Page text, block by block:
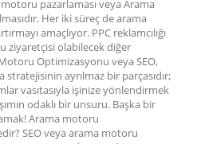
pazarlaması veya Arama
Her iki süreç de arama
amaçlıyor. PPC reklamcılığı
ziyaretçisi olabilecek diğer
Optimizasyonu veya SEO,
ayrılmaz bir parçasıdır;
vasıtasıyla işinize yönlendirmek
odaklı bir unsuru. Başka bir
Arama motoru
SEO veya arama motoru